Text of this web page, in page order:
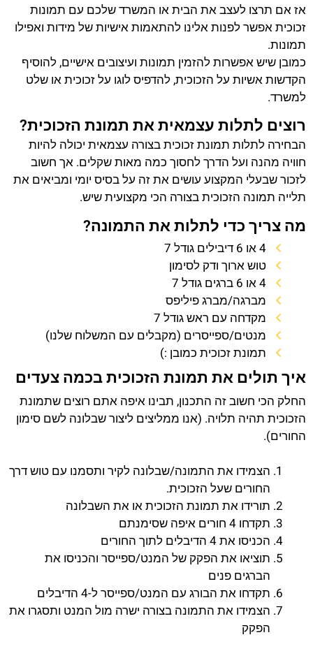
אז אם תרצו לעצב את הבית או המשרד שלכם עם תמונות
זכוכית אפשר לפנות אלינו להתאמות אישיות של מידות ואפילו
תמונות.
כמובן שיש אפשרות להזמין תמונות ועיצובים אישיים, להוסיף
הקדשות אשיות על הזכוכית, להדפיס לוגו על זכוכית או שלט
למשרד.
רוצים לתלות עצמאית את תמונת הזכוכית?
הבחירה לתלות תמונת זכוכית בצורה עצמאית יכולה להיות
חוויה מהנה ועל הדרך לחסוך כמה מאות שקלים. אך חשוב
לזכור שבעלי המקצוע עושים את זה על בסיס יומי ומביאים את
תלייה תמונה הזכוכית בצורה הכי מקצועית שיש.
מה צריך כדי לתלות את התמונה?
4 או 6 דיבילים גודל 7
טוש ארוך ודק לסימון
4 או 6 ברגים גודל 7
מברגה/מברג פיליפס
מקדחה עם ראש גודל 7
מנטים/ספייסרים (מקבלים עם המשלוח שלנו)
תמונת זכוכית כמובן :)
איך תולים את תמונת הזכוכית בכמה צעדים
החלק הכי חשוב זה התכנון, תבינו איפה אתם רוצים שתמונת
הזכוכית תהיה תלויה. (אנו ממליצים ליצור שבלונה לשם סימון
החורים).
הצמידו את התמונה/שבלונה לקיר ותסמנו עם טוש דרך
החורים שעל הזכוכית.
תורידו את תמונת הזכוכית או את השבלונה
תקדחו 4 חורים איפה שסימנתם
הכניסו את 4 הדיבלים לתוך החורים
תוציאו את הפקק של המנט/ספייסר והכניסו את
הברגים פנים
תקדחו את הבורג עם המנט/ספייסר ל-4 הדיבלים
הצמידו את התמונה בצורה ישרה מול המנט ותסגרו את
הפקק